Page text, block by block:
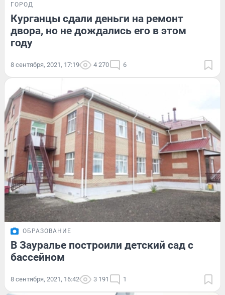
ГОРОД
Курганцы сдали деньги на ремонт
двора, но не дождались его в этом
году
8 сентября, 2021, 17:19 4 270 6
ОБРАЗОВАНИЕ
В Зауралье построили детский сад с
бассейном
8 сентября, 2021, 16:42 3 191 1